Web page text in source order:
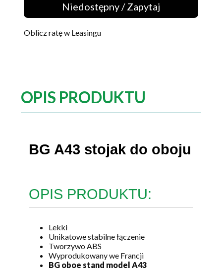
Niedostępny / Zapytaj
Oblicz ratę w Leasingu
OPIS PRODUKTU
BG A43 stojak do oboju
OPIS PRODUKTU:
Lekki
Unikatowe stabilne łączenie
Tworzywo ABS
Wyprodukowany we Francji
BG oboe stand model A43